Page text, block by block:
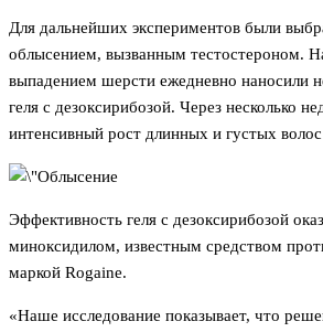
Для дальнейших экспериментов были
облысением, вызванным тестостероном.
выпадением шерсти ежедневно наносили
геля с дезоксирибозой. Через несколько
интенсивный рост длинных и густых
Эффективность геля с дезоксирибозой
миноксидилом, известным средством
маркой Rogaine.
«Наше исследование показывает, что